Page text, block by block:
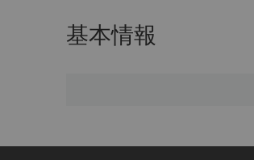
基本情報